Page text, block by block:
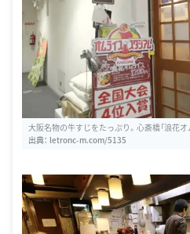
大阪名物の牛すじをたっぷり。心斎橋「浪花
出典： letronc-m.com/5135